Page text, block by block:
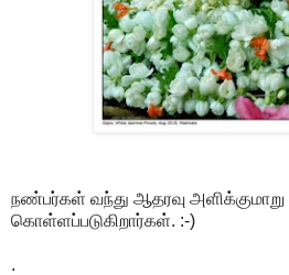
நண்பர்கள் வந்து ஆதரவு அளிக்குமாறு
கொள்ளப்படுகிறார்கள். :-)
.